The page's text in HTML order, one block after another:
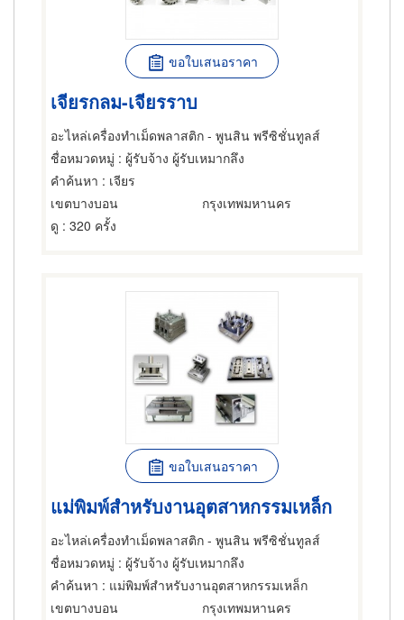
ขอใบเสนอราคา
เจียรกลม-เจียรราบ
อะไหล่เครื่องทำเม็ดพลาสติก - พูนสิน พรีซิชั่นทูลส์
ชื่อหมวดหมู่ : ผู้รับจ้าง ผู้รับเหมากลึง
คำค้นหา : เจียร
เขตบางบอน
กรุงเทพมหานคร
ดู : 320 ครั้ง
ขอใบเสนอราคา
แม่พิมพ์สำหรับงานอุตสาหกรรมเหล็ก
อะไหล่เครื่องทำเม็ดพลาสติก - พูนสิน พรีซิชั่นทูลส์
ชื่อหมวดหมู่ : ผู้รับจ้าง ผู้รับเหมากลึง
คำค้นหา : แม่พิมพ์สำหรับงานอุตสาหกรรมเหล็ก
เขตบางบอน
กรุงเทพมหานคร